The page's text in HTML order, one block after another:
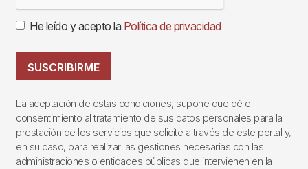
He leído y acepto la Política de privacidad
SUSCRIBIRME
La aceptación de estas condiciones, supone que dé el
consentimiento al tratamiento de sus datos personales para la
prestación de los servicios que solicite a través de este portal y,
en su caso, para realizar las gestiones necesarias con las
administraciones o entidades públicas que intervienen en la